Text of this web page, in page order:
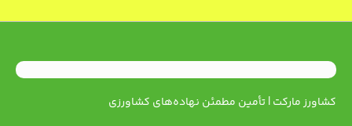
کشاورز مارکت | تأمین مطمئن نهاده‌های کشاورزی